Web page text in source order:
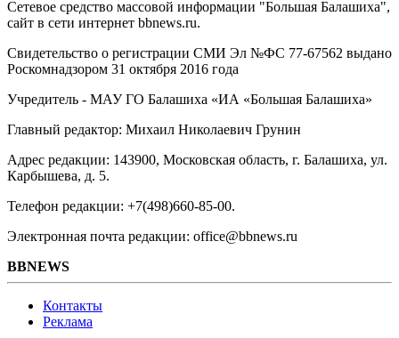
Сетевое средство массовой информации "Большая Балашиха",
сайт в сети интернет bbnews.ru.
Свидетельство о регистрации СМИ Эл №ФС ‎77-67562 выдано
Роскомнадзором 31 октября 2016 года
Учредитель - МАУ ГО Балашиха «ИА «Большая Балашиха»
Главный редактор: Михаил Николаевич Грунин
Адрес редакции: 143900, Московская область, г. Балашиха, ул.
Карбышева, д. 5.
Телефон редакции: +7(498)660-85-00.
Электронная почта редакции: office@bbnews.ru
BBNEWS
Контакты
Реклама